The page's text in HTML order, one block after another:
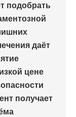
подобрать
даёт
цене
получает